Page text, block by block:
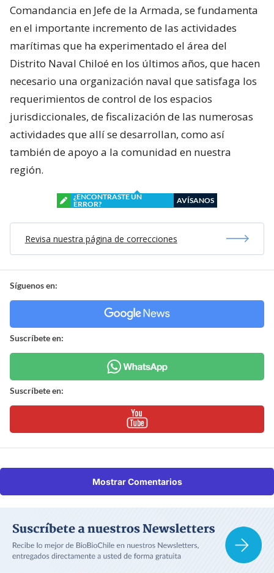
Comandancia en Jefe de la Armada, se fundamenta
en el importante incremento de las actividades
marítimas que ha experimentado el área del
Distrito Naval Chiloé en los últimos años, que hacen
necesario una organización naval que satisfaga los
requerimientos de control de los espacios
jurisdiccionales, de fiscalización de las numerosas
actividades que allí se desarrollan, como así
también de apoyo a la comunidad en nuestra
región.
¿ENCONTRASTE UN
ERROR?
AVÍSANOS
Revisa nuestra página de correcciones
Síguenos en:
Suscríbete en:
Suscríbete en:
Mostrar Comentarios